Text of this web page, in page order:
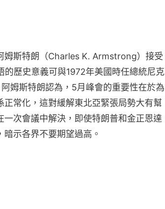
姆斯特朗（Charles K. Armstrong）接受
的歷史意義可與1972年美國時任總統尼克
姆斯特朗認為，5月峰會的重要性在於為
常化，這對緩解東北亞緊張局勢大有幫
次會議中解決，即使特朗普和金正恩達
示各界不要期望過高。